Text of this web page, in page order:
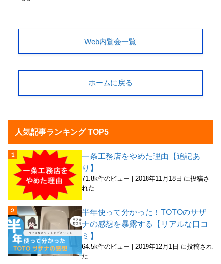
Web内覧会一覧
ホームに戻る
人気記事ランキング TOP5
一条工務店をやめた理由【追記あ
り】
71.8k件のビュー |2018年11月18日 に投稿さ
れた
半年使って分かった！TOTOのサザ
ナの感想を暴露する【リアルな口コ
ミ】
64.5k件のビュー |2019年12月1日 に投稿され
た